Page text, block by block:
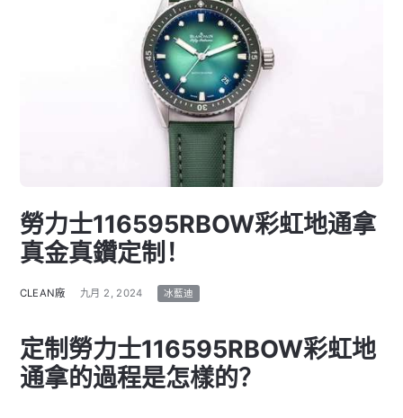
勞力士116595RBOW彩虹地通拿
真金真鑽定制！
CLEAN廠 九月 2, 2024 冰藍迪
定制勞力士116595RBOW彩虹地
通拿的過程是怎樣的？